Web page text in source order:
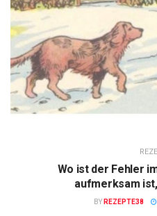
Wo ist der Fehler
aufmerksam
BY REZEPTE38